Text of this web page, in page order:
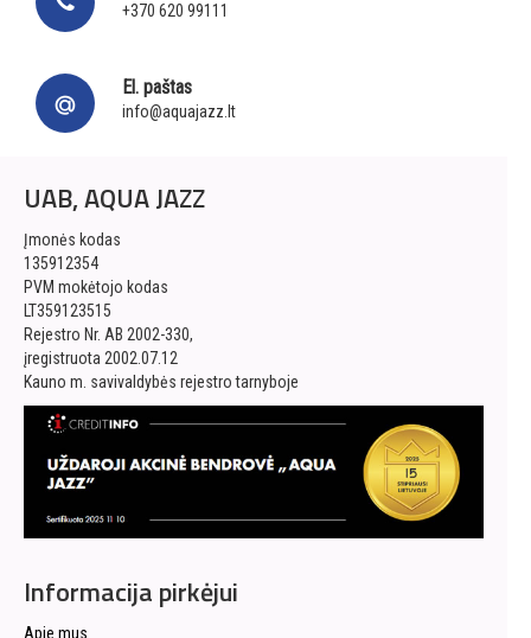
+370 620 99111
El. paštas
info@aquajazz.lt
UAB, AQUA JAZZ
Įmonės kodas
135912354
PVM mokėtojo kodas
LT359123515
Rejestro Nr. AB 2002-330,
įregistruota 2002.07.12
Kauno m. savivaldybės rejestro tarnyboje
Informacija pirkėjui
Apie mus